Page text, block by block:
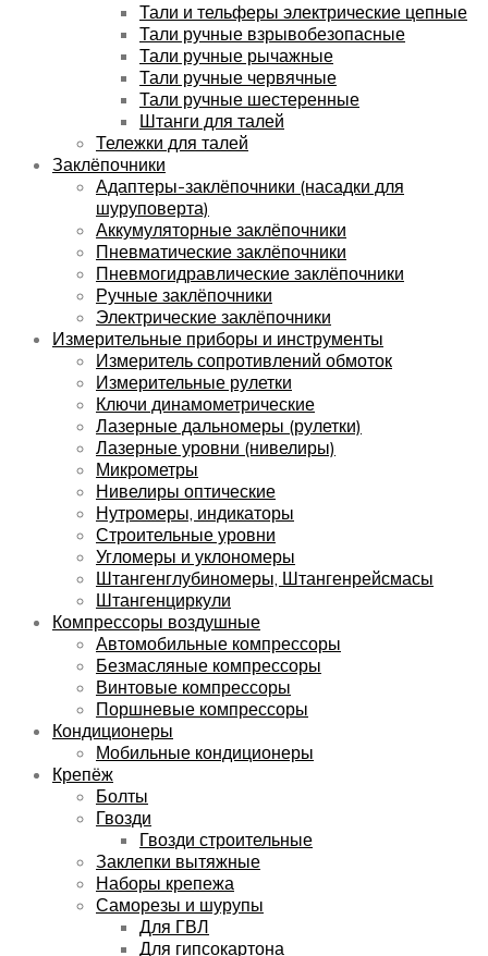
Тали и тельферы электрические цепные
Тали ручные взрывобезопасные
Тали ручные рычажные
Тали ручные червячные
Тали ручные шестеренные
Штанги для талей
Тележки для талей
Заклёпочники
Адаптеры-заклёпочники (насадки для
шуруповерта)
Аккумуляторные заклёпочники
Пневматические заклёпочники
Пневмогидравлические заклёпочники
Ручные заклёпочники
Электрические заклёпочники
Измерительные приборы и инструменты
Измеритель сопротивлений обмоток
Измерительные рулетки
Ключи динамометрические
Лазерные дальномеры (рулетки)
Лазерные уровни (нивелиры)
Микрометры
Нивелиры оптические
Нутромеры, индикаторы
Строительные уровни
Угломеры и уклономеры
Штангенглубиномеры, Штангенрейсмасы
Штангенциркули
Компрессоры воздушные
Автомобильные компрессоры
Безмасляные компрессоры
Винтовые компрессоры
Поршневые компрессоры
Кондиционеры
Мобильные кондиционеры
Крепёж
Болты
Гвозди
Гвозди строительные
Заклепки вытяжные
Наборы крепежа
Саморезы и шурупы
Для ГВЛ
Для гипсокартона